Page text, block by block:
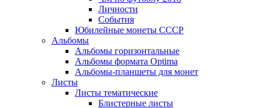
Личности
События
Юбилейные монеты СССР
Альбомы
Альбомы горизонтальные
Альбомы формата Optima
Альбомы-планшеты для монет
Листы
Листы тематические
Блистерные листы